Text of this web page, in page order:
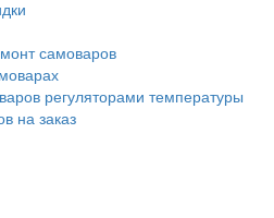
самоваров
регуляторами температуры
на заказ